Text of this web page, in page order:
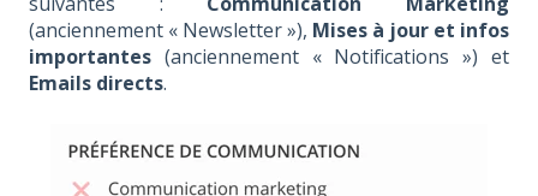
(anciennement « Newsletter »), Mises à jour et infos
importantes (anciennement « Notifications ») et
Emails directs.